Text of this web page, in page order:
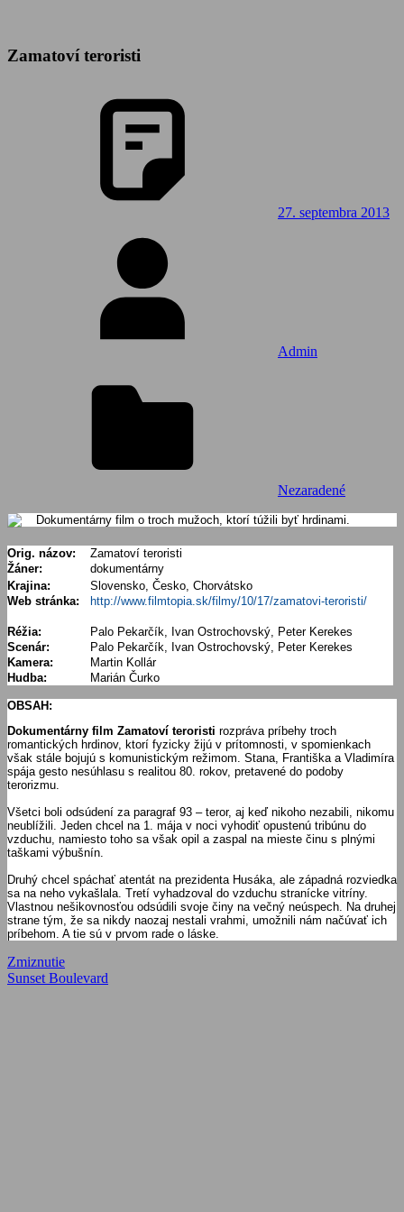
Zamatoví teroristi
27. septembra 2013
Admin
Nezaradené
Dokumentárny film o troch mužoch, ktorí túžili byť hrdinami.
Orig. názov:
Zamatoví teroristi
Žáner:
dokumentárny
Krajina:
Slovensko, Česko, Chorvátsko
Web stránka:
http://www.filmtopia.sk/filmy/10/17/zamatovi-teroristi/
Réžia:
Palo Pekarčík, Ivan Ostrochovský, Peter Kerekes
Scenár:
Palo Pekarčík, Ivan Ostrochovský, Peter Kerekes
Kamera:
Martin Kollár
Hudba:
Marián Čurko
OBSAH:
Dokumentárny film Zamatoví teroristi rozpráva príbehy troch
romantických hrdinov, ktorí fyzicky žijú v prítomnosti, v spomienkach
však stále bojujú s komunistickým režimom. Stana, Františka a Vladimíra
spája gesto nesúhlasu s realitou 80. rokov, pretavené do podoby
terorizmu.
Všetci boli odsúdení za paragraf 93 – teror, aj keď nikoho nezabili, nikomu
neublížili. Jeden chcel na 1. mája v noci vyhodiť opustenú tribúnu do
vzduchu, namiesto toho sa však opil a zaspal na mieste činu s plnými
taškami výbušnín.
Druhý chcel spáchať atentát na prezidenta Husáka, ale západná rozviedka
sa na neho vykašlala. Tretí vyhadzoval do vzduchu stranícke vitríny.
Vlastnou nešikovnosťou odsúdili svoje činy na večný neúspech. Na druhej
strane tým, že sa nikdy naozaj nestali vrahmi, umožnili nám načúvať ich
príbehom. A tie sú v prvom rade o láske.
Navigácia
v
Previous
Post:
Zmiznutie
Next
Sunset Boulevard